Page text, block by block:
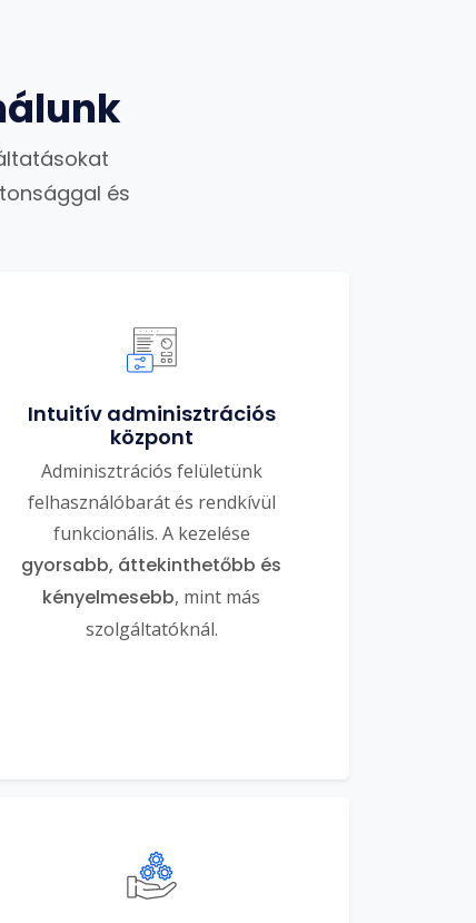
és
Intuitív adminisztrációs
központ
Adminisztrációs felületünk
felhasználóbarát és rendkívül
funkcionális. A kezelése
gyorsabb, áttekinthetőbb és
kényelmesebb, mint más
szolgáltatóknál.